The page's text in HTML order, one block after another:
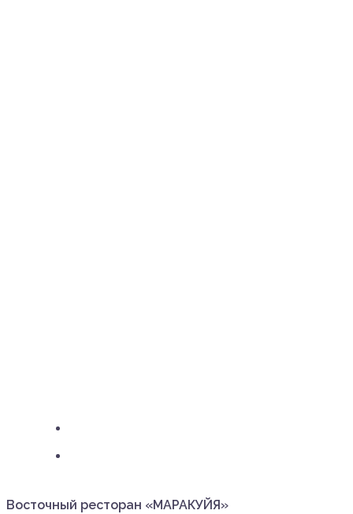
Восточный ресторан «МАРАКУЙЯ»